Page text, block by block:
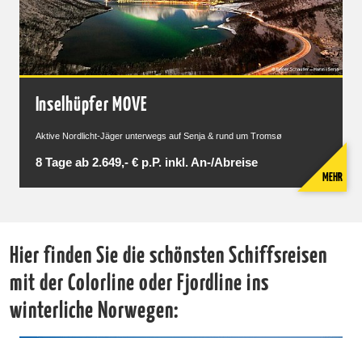
Inselhüpfer MOVE
Aktive Nordlicht-Jäger unterwegs auf Senja & rund um Tromsø
8 Tage ab 2.649,- € p.P. inkl. An-/Abreise
MEHR
Hier finden Sie die schönsten Schiffsreisen
mit der Colorline oder Fjordline ins
winterliche Norwegen: